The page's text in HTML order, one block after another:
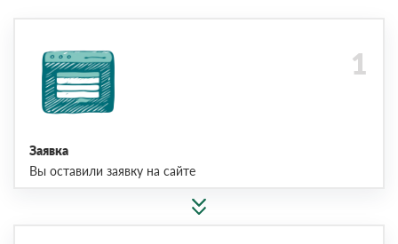
Заявка
Вы оставили заявку на сайте